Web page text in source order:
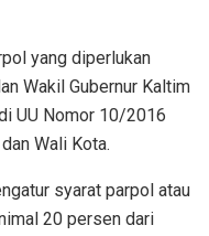
yang diperlukan
Wakil Gubernur Kaltim
UU Nomor 10/2016
Wali Kota.
syarat parpol atau
20 persen dari